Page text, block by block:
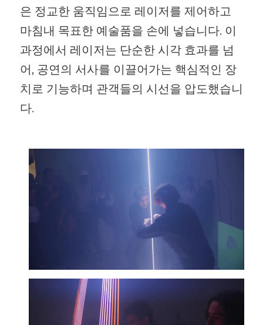
은 정교한 움직임으로 레이저를 제어하고
마침내 목표한 예술품을 손에 넣습니다. 이
과정에서 레이저는 단순한 시각 효과를 넘
어, 공연의 서사를 이끌어가는 핵심적인 장
치로 기능하며 관객들의 시선을 압도했습니
다.